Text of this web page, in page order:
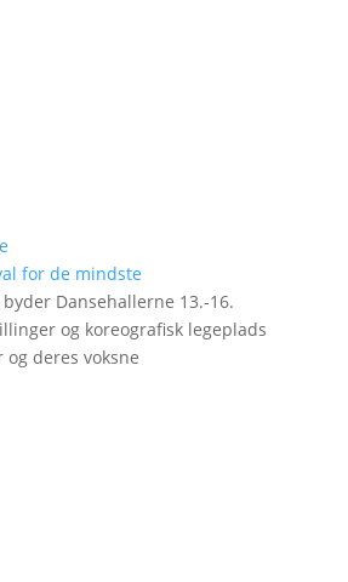
for de mindste
byder Dansehallerne 13.-16.
og koreografisk legeplads
deres voksne